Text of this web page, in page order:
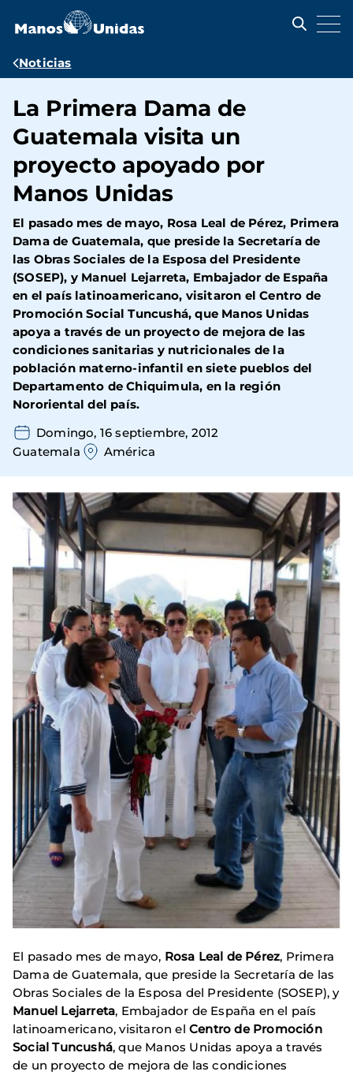
contenido
Ruta
navegación
Noticias
La Primera Dama de
Guatemala visita un
proyecto apoyado por
Manos Unidas
El pasado mes de mayo, Rosa Leal de Pérez, Primera
Dama de Guatemala, que preside la Secretaría de
las Obras Sociales de la Esposa del Presidente
(SOSEP), y Manuel Lejarreta, Embajador de España
en el país latinoamericano, visitaron el Centro de
Promoción Social Tuncushá, que Manos Unidas
apoya a través de un proyecto de mejora de las
condiciones sanitarias y nutricionales de la
población materno-infantil en siete pueblos del
Departamento de Chiquimula, en la región
Nororiental del país.
Domingo, 16 septiembre, 2012
Guatemala
América
El pasado mes de mayo, Rosa Leal de Pérez, Primera
Dama de Guatemala, que preside la Secretaría de las
Obras Sociales de la Esposa del Presidente (SOSEP), y
Manuel Lejarreta, Embajador de España en el país
latinoamericano, visitaron el Centro de Promoción
Social Tuncushá, que Manos Unidas apoya a través
de un proyecto de mejora de las condiciones